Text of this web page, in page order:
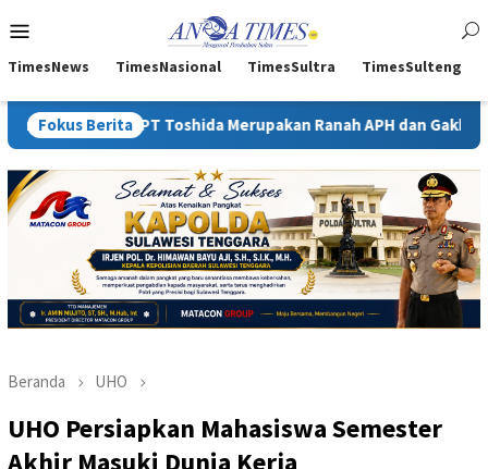
ke
Mobile
TimesNews TimesNasional TimesSultra TimesSulteng
Fokus Berita
Toshida Merupakan Ranah APH dan Gakkum ESDM
Beranda UHO
UHO Persiapkan Mahasiswa Semester
Akhir Masuki Dunia Kerja